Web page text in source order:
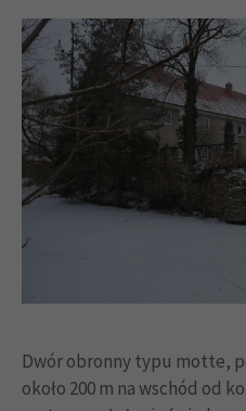
Dwór obronny typu motte,
około 200 m na wschód od